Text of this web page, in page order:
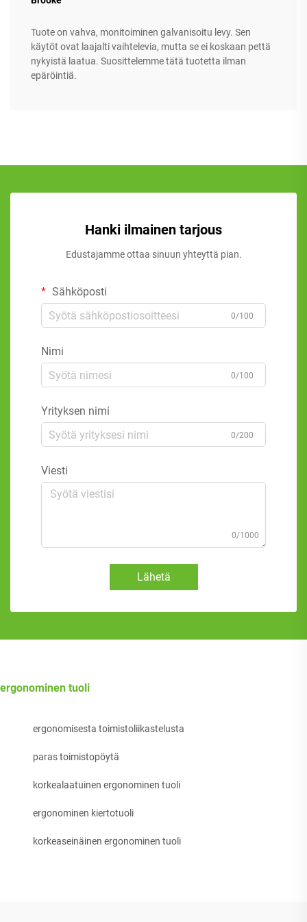
Tuote on vahva, monitoiminen galvanisoitu levy. Sen
käytöt ovat laajalti vaihtelevia, mutta se ei koskaan pettä
nykyistä laatua. Suosittelemme tätä tuotetta ilman
epäröintiä.
Hanki ilmainen tarjous
Edustajamme ottaa sinuun yhteyttä pian.
Sähköposti
0/100
Nimi
0/100
Yrityksen nimi
0/200
Viesti
0/1000
Lähetä
ergonominen tuoli
ergonomisesta toimistoliikastelusta
paras toimistopöytä
korkealaatuinen ergonominen tuoli
ergonominen kiertotuoli
korkeaseinäinen ergonominen tuoli